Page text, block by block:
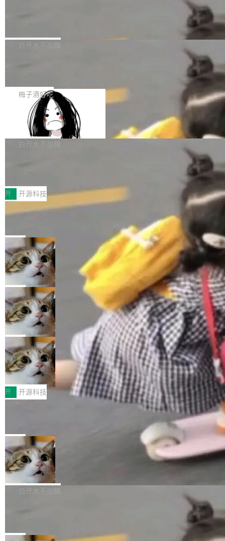
获配9...
题，该问题可能导致在旧版 Linux 内核...
P）！这一里程碑不仅标志着 Fluss 迈入新的发
长期停止内容更新，未能实现其作为“AI版维基百
提交的编辑请求也长期处于待处理状态。 Groki
pedia 于去年底上线，定位为由人工智能生成内
容的百科平台，被马斯克视为传统众包百科网站
维基百科的替代方案。Lawfare 调查发现，无论
热门页面还是低关注度页面，均未出现近期更
白开水不加糖
是这样的：配 MessageSource 的 Bean、写 R
eloadableResourceBundleMessageSource、
声明 LocaleResolver、注册 LocaleChangeInt
erceptor…五六步之后才能看到第一行翻译文
本。 Solon 换了个方式。整个 i18n 模块围绕三
梅子酒好吃
Apache Doris 4.1 全面增强 Iceberg：
支持 UPDATE、MERGE INTO 与 Iceb
erg V3
Apache Doris 4.1 要补齐的，正是缺失的那一
半。在已有查询能力的基础上，Doris 进一步支
常维护操作，并完整支持 Iceberg V3 格式。
白开水不加糖
村国家自主创新示范区会议中心开幕。本届大会
由中关村智联软件服务业质量创新联盟主办，以
“智构可信·质创未来——AI原生时代的质量新范
式”为主题，直面AI从实验室走向规模化产业落地
的核心质量命题。会上，《2026智能研发生产力
工具选型手册》发布，Testin云测的Testin XAge
nt智能测试系统入选AI测试领域代表产品。对CI
O而言，这提示了一个转变：AI测试正在从效率
工具升级为企业的质量基础设施。 CIO面对的新
现实 过去两年，CIO们的焦虑清单上多了两项：
一是如何让大模型和智能体应用安全地从PoC走
向生产，二是如何让测试团队跟得上AI应用...
开 开源科技
让非法状态不可表示：一篇关于 ADT
有一种东西，一旦用过就回不去了。Alex Fedos
eev 管它叫"软件设计的基石"。 他说的东西不新
鲜——代数数据类型（ADT），尤其是和类型
（sum type）。但他说清楚了一件事：这不是类
型系统的学术体操，是日常编码的思维方式。 文
章从一个简单的例子切入。一个网站的深色主题
设置，如果用布尔值 + 可空字段来表示——bool
ean 表示是否可切换，nullable 的默认模式、浅
色方案、深色方案——会产生大量无意义的组
合。方案缺了、配置冲突了、全 null 了。要知道
哪些组合有效，作者说，你得靠"文档、校验、或
者部落知识"。 换个写法。Rust 的 enum，两个
变体：Switchable...
局
Cloudflare 开源内部企业 AI 平台 Clou
dflare OS
Cloudflare 发布了一个开源项目 Cloudflare O
S。如果你只看官方博客，你会觉得这是又一
个"AI 知识库 + 聊天机器人"——每个大厂都在
做，没什么新鲜的。 但 Kenton Varda 在 Twitte
r 上把事情说清楚了： 今天我们发布了 Cloudfla
re OS，一个带连接器的聊天机器人，跟其他所
有科技公司做的一样。只不过，实际上它不一
样。这是 Sandstorm.io 的重制版，我十年前的
那个创业公司。不同的是，这次它构建在 Cloudf
lare Workers 上——我花了九年时间搭建的平台
——并且深度集成了 AI。这基本上是我十年秘密
局
Deno 团队开源 Celld，可自托管的分
布式 Durable Objects
Ryan Dahl 领导的 Deno 团队推出了最新开源项
目 Celld，一个能在自己机器上运行 Cloudflare
Workers 和 Durable Objects 的守护进程。 设
计思路很直接：每个对象是一个独立的 SQLite
数据库，按名称寻址，复制到你自己的 S3 兼容
存储库里。节点之间只通过这个存储库协调——
没有控制平面，没有共识协议。每个对象自带一
个小型数据库，应用天然按分片构建，单个数据
库的竞争和爆炸半径问题在设计层面就被消除
了。 闲置的 cell 会休眠到几乎不占资源。当 cel
l 迁移或唤醒时，新宿主从 S3 恢复 SQLite 数据
库继续执行。存储库是持久化的唯一真相...
局
鲁大师7月新机性能/流畅/AI榜：vivo夺
性能、流畅双第一，三星Galaxy Z系列
新折叠缺席
2026年7月的手机市场，由于存储等硬件成本暴
增，手机厂商的日子也不好过啊，新机速度明显
放缓，因此硝烟味淡了许多。新机参数规格除开
高价的三星折叠（三星Galaxy Z Fold8 Ultra / Z
Fold8 / Z Flip8）外，其余要么是中低端机器，
例如iQOO Z11i、REDMI Note 17、REDMI No
te 17 Pro、OPPO K15，要么是vivo X300 E这
样的次旗舰。 Galaxy Z Fold8 Ultra / Z Fold8 /
Z Flip8三款折叠屏新机均在7月22日发布，且全
部搭载骁龙8 Elite Gen5 for Galaxy，它们本该
开 开源科技
Zed 编辑器团队发布了新项目——DeltaDB，一
个在 git commit 之间记录每一次编辑操作的版
本控制系统。目前处于 Early Access 阶段。 De
ltaDB 的核心思路直接写在 landing page 最显
眼的位置：「Software is made between com
mits」——软件是在 commit 之间写出来的。git
是把这段空隙补上。 回退到任何一次编辑：Delt
局
SpaceXAI 单季资本开支达 183 亿美元
根据风险投资人Tomer Tunguz 博客（VC 分
析）披露的最新分析与第二季度业绩报告，Spac
微软同期总资本开支的四成。 与亚马逊、Alpha
白开水不加糖
一个在终端里运行的编程 agent；Muse Spark